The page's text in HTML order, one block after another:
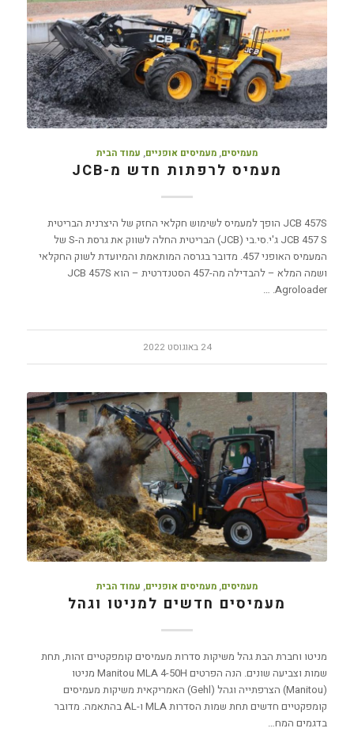
מעמיסים, מעמיסים אופניים, עמוד הבית
מעמיס לרפתות חדש מ-JCB
JCB 457S הופך למעמיס לשימוש חקלאי החזק של היצרנית הבריטית
JCB 457 S ג'י.סי.בי (JCB) הבריטית החלה לשווק את גרסת ה-S של
המעמיס האופני 457. מדובר בגרסה המותאמת והמיועדת לשוק החקלאי
ושמה המלא – להבדילה מה-457 הסטנדרטית – הוא JCB 457S
Agroloader. …
24 באוגוסט 2022
מעמיסים, מעמיסים אופניים, עמוד הבית
מעמיסים חדשים למניטו וגהל
מניטו וחברת הבת גהל משיקות סדרות מעמיסים קומפקטיים זהות, תחת
שמות וצביעה שונים. הנה הפרטים Manitou MLA 4-50H מניטו
(Manitou) הצרפתייה וגהל (Gehl) האמריקאית משיקות מעמיסים
קומפקטיים חדשים תחת שמות הסדרות MLA ו-AL בהתאמה. מדובר
בדגמים המח…